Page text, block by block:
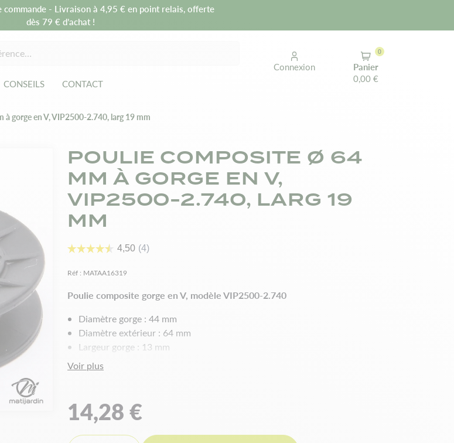
commande - Livraison à 4,95 € en point relais, offerte
dès 79 € d’achat !
CONSEILS CONTACT
Connexion
Panier
0,00 €
0
gorge en V, VIP2500-2.740, larg 19 mm
POULIE COMPOSITE Ø 64
MM À GORGE EN V,
VIP2500-2.740, LARG 19
MM
Réf : MATAA16319
Poulie composite gorge en V, modèle VIP2500-2.740
Diamètre gorge : 44 mm
Diamètre extérieur : 64 mm
Largeur gorge : 13 mm
Largeur totale : 19 mm
Alésage : 17,5 mm
Voir plus
14,28 €